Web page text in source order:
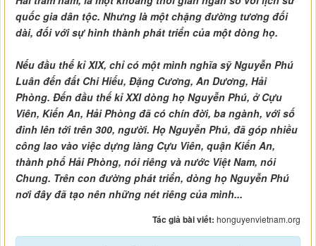
quốc gia dân tộc. Nhưng là một chặng đường tương đối
dài, đối với sự hình thành phát triển của một dòng họ.
Nếu đầu thế kỉ XIX, chỉ có một mình nghĩa sỹ Nguyễn Phú
Luân đến đất Chi Hiếu, Đặng Cương, An Dương, Hải
Phòng. Đến đầu thế kỉ XXI dòng họ Nguyễn Phú, ở Cựu
Viên, Kiến An, Hải Phòng đã có chín đời, ba ngành, với số
đinh lên tới trên 300, người. Họ Nguyễn Phú, đã góp nhiều
công lao vào việc dựng làng Cựu Viên, quận Kiến An,
thành phố Hải Phòng, nói riêng và nước Việt Nam, nói
Chung. Trên con đường phát triển, dòng họ Nguyễn Phú
nơi đây đã tạo nên những nét riêng của mình...
Tác giả bài viết: honguyenvietnam.org